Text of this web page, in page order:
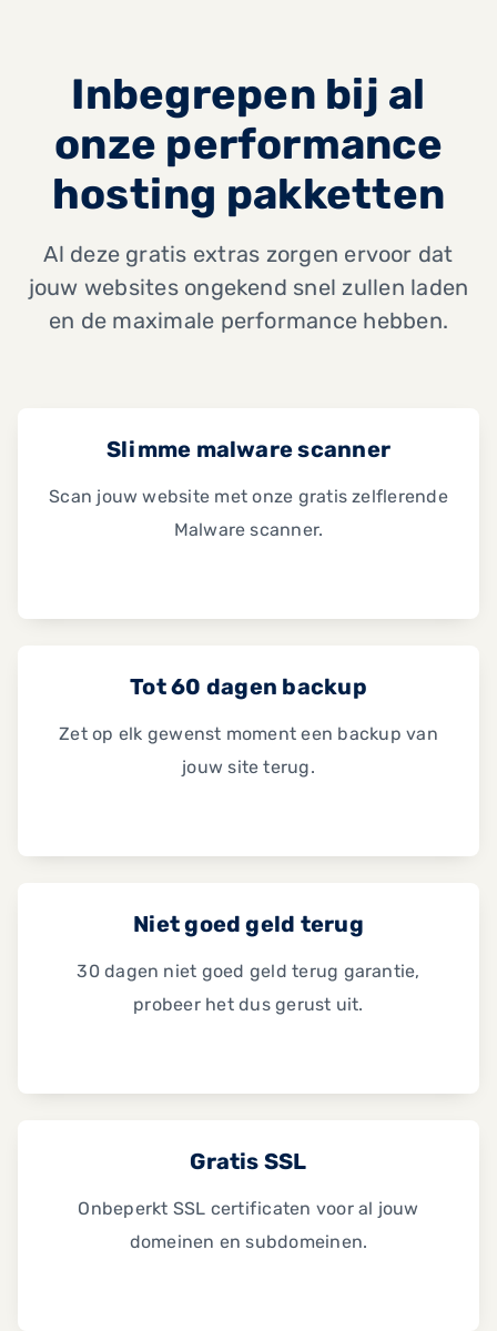
Inbegrepen bij al
onze performance
hosting pakketten
Al deze gratis extras zorgen ervoor dat
jouw websites ongekend snel zullen laden
en de maximale performance hebben.
Slimme malware scanner
Scan jouw website met onze gratis zelflerende
Malware scanner.
Tot 60 dagen backup
Zet op elk gewenst moment een backup van
jouw site terug.
Niet goed geld terug
30 dagen niet goed geld terug garantie,
probeer het dus gerust uit.
Gratis SSL
Onbeperkt SSL certificaten voor al jouw
domeinen en subdomeinen.